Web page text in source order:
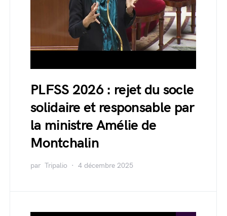
PLFSS 2026 : rejet du socle
solidaire et responsable par
la ministre Amélie de
Montchalin
par Tripalio 4 décembre 2025